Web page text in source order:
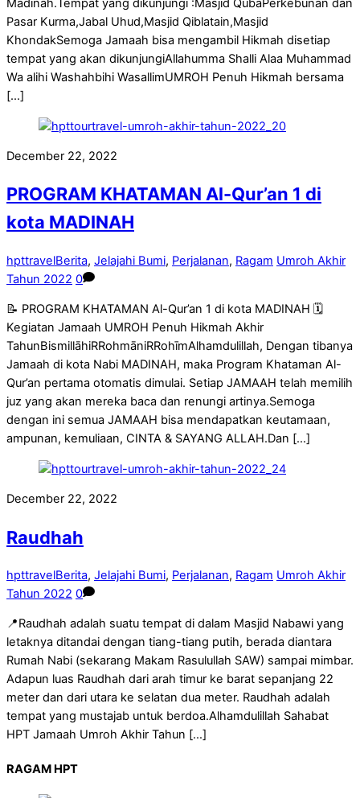
Madinah.Tempat yang dikunjungi :Masjid QubaPerkebunan dan
Pasar Kurma,Jabal Uhud,Masjid Qiblatain,Masjid
KhondakSemoga Jamaah bisa mengambil Hikmah disetiap
tempat yang akan dikunjungiAllahumma Shalli Alaa Muhammad
Wa alihi Washahbihi WasallimUMROH Penuh Hikmah bersama
[…]
December 22, 2022
PROGRAM KHATAMAN Al-Qur’an 1 di
kota MADINAH
hpttravelBerita, Jelajahi Bumi, Perjalanan, Ragam Umroh Akhir
Tahun 2022 0
📝 PROGRAM KHATAMAN Al-Qur’an 1 di kota MADINAH 🗓
Kegiatan Jamaah UMROH Penuh Hikmah Akhir
TahunBismillāhiRRohmāniRRohīmAlhamdulillah, Dengan tibanya
Jamaah di kota Nabi MADINAH, maka Program Khataman Al-
Qur’an pertama otomatis dimulai. Setiap JAMAAH telah memilih
juz yang akan mereka baca dan renungi artinya.Semoga
dengan ini semua JAMAAH bisa mendapatkan keutamaan,
ampunan, kemuliaan, CINTA & SAYANG ALLAH.Dan […]
December 22, 2022
Raudhah
hpttravelBerita, Jelajahi Bumi, Perjalanan, Ragam Umroh Akhir
Tahun 2022 0
📍Raudhah adalah suatu tempat di dalam Masjid Nabawi yang
letaknya ditandai dengan tiang-tiang putih, berada diantara
Rumah Nabi (sekarang Makam Rasulullah SAW) sampai mimbar.
Adapun luas Raudhah dari arah timur ke barat sepanjang 22
meter dan dari utara ke selatan dua meter. Raudhah adalah
tempat yang mustajab untuk berdoa.Alhamdulillah Sahabat
HPT Jamaah Umroh Akhir Tahun […]
RAGAM HPT